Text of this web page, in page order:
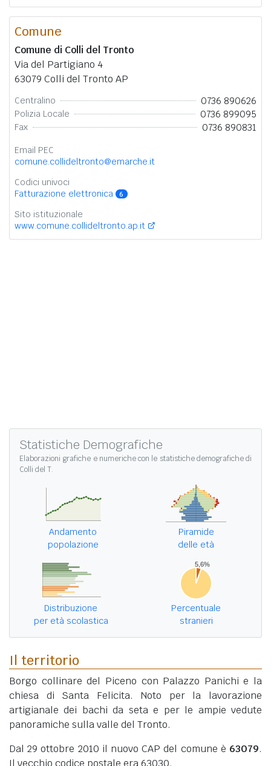
Comune
Comune di Colli del Tronto
Via del Partigiano 4
63079 Colli del Tronto AP
Centralino 0736 890626
Polizia Locale 0736 899095
Fax 0736 890831
Email PEC
comune.collideltronto@emarche.it
Codici univoci
Fatturazione elettronica
6
Sito istituzionale
www.comune.collideltronto.ap.it
Statistiche Demografiche
Elaborazioni grafiche e numeriche con le statistiche demografiche di
Colli del T.
Andamento
popolazione
Piramide
delle età
Distribuzione
per età scolastica
Percentuale
stranieri
Il territorio
Borgo collinare del Piceno con Palazzo Panichi e la
chiesa di Santa Felicita. Noto per la lavorazione
artigianale dei bachi da seta e per le ampie vedute
panoramiche sulla valle del Tronto.
Dal 29 ottobre 2010 il nuovo CAP del comune è 63079.